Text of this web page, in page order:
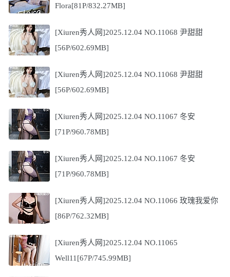
Flora[81P/832.27MB]
[Xiuren秀人网]2025.12.04 NO.11068 尹甜甜
[56P/602.69MB]
[Xiuren秀人网]2025.12.04 NO.11068 尹甜甜
[56P/602.69MB]
[Xiuren秀人网]2025.12.04 NO.11067 冬安
[71P/960.78MB]
[Xiuren秀人网]2025.12.04 NO.11067 冬安
[71P/960.78MB]
[Xiuren秀人网]2025.12.04 NO.11066 玫瑰我爱你
[86P/762.32MB]
[Xiuren秀人网]2025.12.04 NO.11065
Well11[67P/745.99MB]